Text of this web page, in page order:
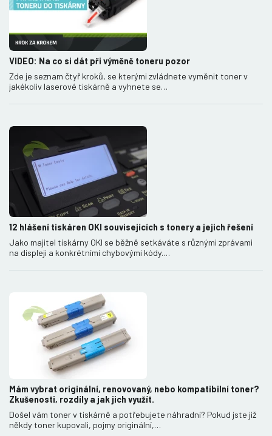
VIDEO: Na co si dát při výměně toneru pozor
Zde je seznam čtyř kroků, se kterými zvládnete vyměnit toner v
jakékoliv laserové tiskárně a vyhnete se…
12 hlášení tiskáren OKI souvisejících s tonery a jejich řešení
Jako majitel tiskárny OKI se běžně setkáváte s různými zprávami
na displeji a konkrétními chybovými kódy.…
Mám vybrat originální, renovovaný, nebo kompatibilní toner?
Zkušenosti, rozdíly a jak jich využít.
Došel vám toner v tiskárně a potřebujete náhradní? Pokud jste již
někdy toner kupovali, pojmy originální,…